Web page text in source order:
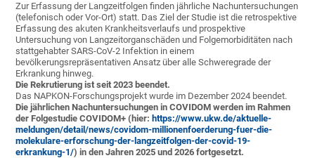
Zur Erfassung der Langzeitfolgen finden jährliche Nachuntersuchungen
(telefonisch oder Vor-Ort) statt. Das Ziel der Studie ist die retrospektive
Erfassung des akuten Krankheitsverlaufs und prospektive
Untersuchung von Langzeitorganschäden und Folgemorbiditäten nach
stattgehabter SARS-CoV-2 Infektion in einem
bevölkerungsrepräsentativen Ansatz über alle Schweregrade der
Erkrankung hinweg.
Die Rekrutierung ist seit 2023 beendet.
Das NAPKON-Forschungsprojekt wurde im Dezember 2024 beendet.
Die jährlichen Nachuntersuchungen in COVIDOM werden im Rahmen
der Folgestudie COVIDOM+ (hier: https://www.ukw.de/aktuelle-
meldungen/detail/news/covidom-millionenfoerderung-fuer-die-
molekulare-erforschung-der-langzeitfolgen-der-covid-19-
erkrankung-1/) in den Jahren 2025 und 2026 fortgesetzt.